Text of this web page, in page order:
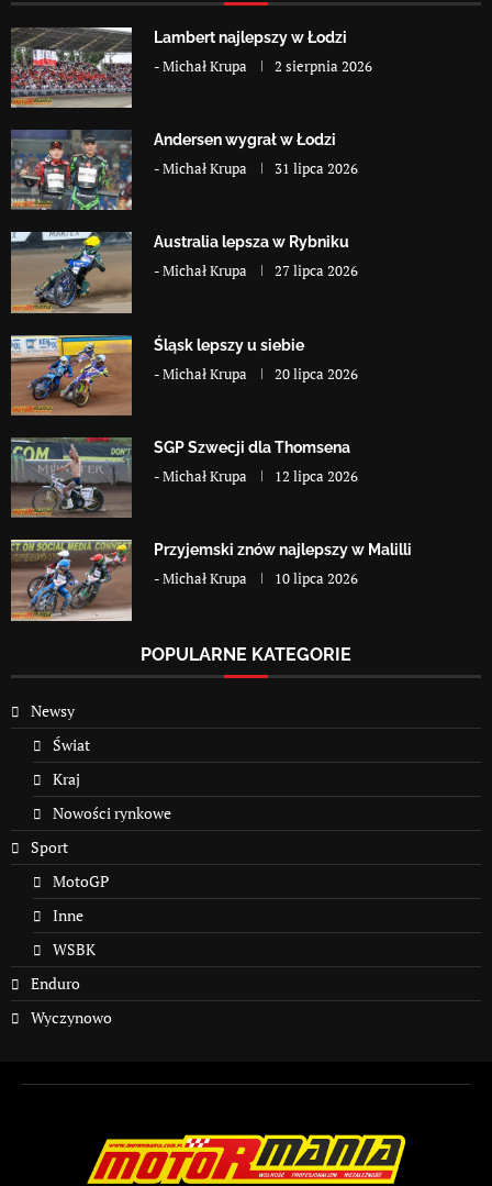
Lambert najlepszy w Łodzi
-Michał Krupa 2 sierpnia 2026
Andersen wygrał w Łodzi
-Michał Krupa 31 lipca 2026
Australia lepsza w Rybniku
-Michał Krupa 27 lipca 2026
Śląsk lepszy u siebie
-Michał Krupa 20 lipca 2026
SGP Szwecji dla Thomsena
-Michał Krupa 12 lipca 2026
Przyjemski znów najlepszy w Malilli
-Michał Krupa 10 lipca 2026
POPULARNE KATEGORIE
Newsy
Świat
Kraj
Nowości rynkowe
Sport
MotoGP
Inne
WSBK
Enduro
Wyczynowo